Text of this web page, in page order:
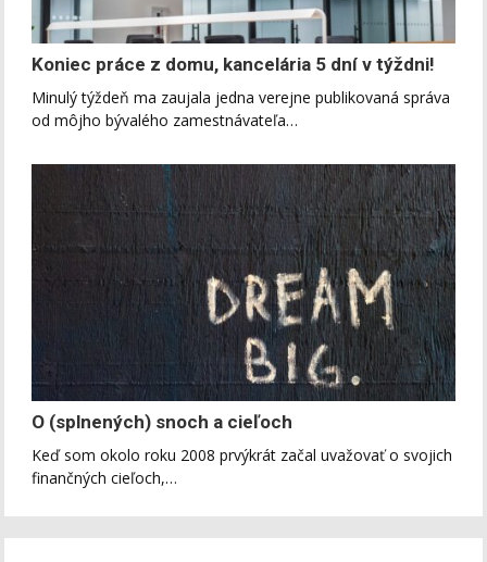
Koniec práce z domu, kancelária 5 dní v týždni!
Minulý týždeň ma zaujala jedna verejne publikovaná správa
od môjho bývalého zamestnávateľa…
O (splnených) snoch a cieľoch
Keď som okolo roku 2008 prvýkrát začal uvažovať o svojich
finančných cieľoch,…